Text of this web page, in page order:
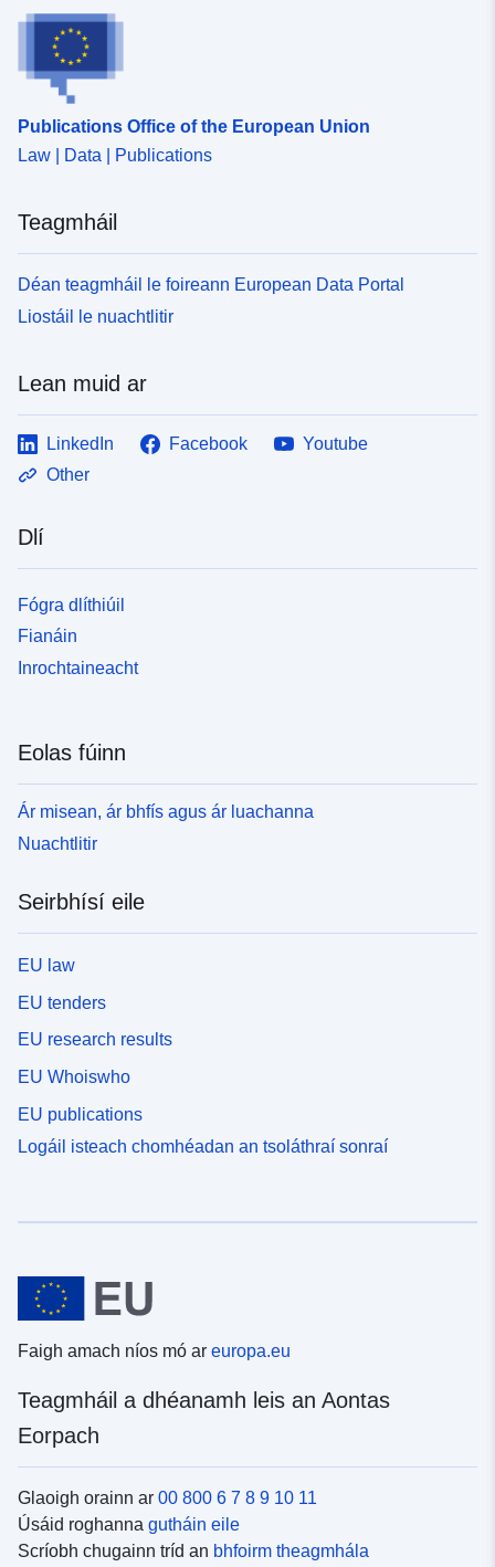
Publications Office of the European Union
Law | Data | Publications
Teagmháil
Déan teagmháil le foireann European Data Portal
Liostáil le nuachtlitir
Lean muid ar
LinkedIn Facebook
Youtube
Other
Dlí
Fógra dlíthiúil
Fianáin
Inrochtaineacht
Eolas fúinn
Ár misean, ár bhfís agus ár luachanna
Nuachtlitir
Seirbhísí eile
EU law
EU tenders
EU research results
EU Whoiswho
EU publications
Logáil isteach chomhéadan an tsoláthraí sonraí
Faigh amach níos mó ar europa.eu
Teagmháil a dhéanamh leis an Aontas
Eorpach
Glaoigh orainn ar 00 800 6 7 8 9 10 11
Úsáid roghanna gutháin eile
Scríobh chugainn tríd an bhfoirm theagmhála